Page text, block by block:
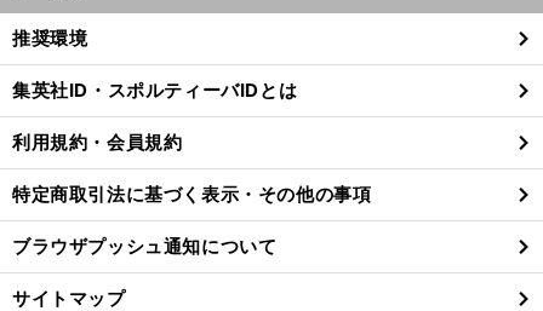
閉
る
推奨環境
集英社ID・スポルティーバIDとは
利用規約・会員規約
特定商取引法に基づく表示・その他の事項
ブラウザプッシュ通知について
サイトマップ